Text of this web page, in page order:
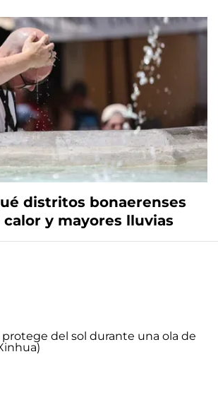
distritos bonaerenses
y mayores lluvias